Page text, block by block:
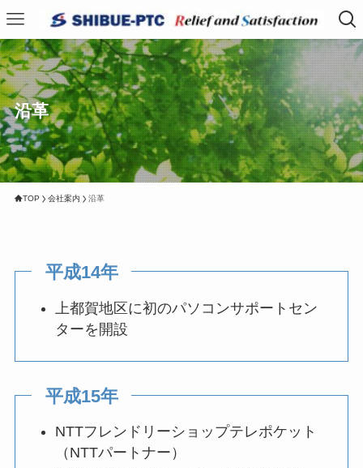
沿革
TOP 会社案内 沿革
平成14年
上都賀地区に初のパソコンサポートセン
ターを開設
平成15年
NTTフレンドリーショップテレポケット
（NTTパートナー）